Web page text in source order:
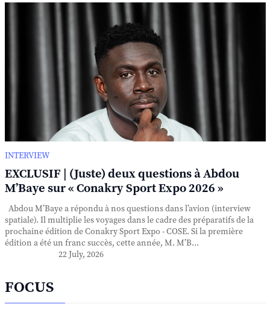
INTERVIEW
EXCLUSIF | (Juste) deux questions à Abdou
M’Baye sur « Conakry Sport Expo 2026 »
Abdou M’Baye a répondu à nos questions dans l’avion (interview
spatiale). Il multiplie les voyages dans le cadre des préparatifs de la
prochaine édition de Conakry Sport Expo - COSE. Si la première
édition a été un franc succès, cette année, M. M’B...
22 July, 2026
FOCUS